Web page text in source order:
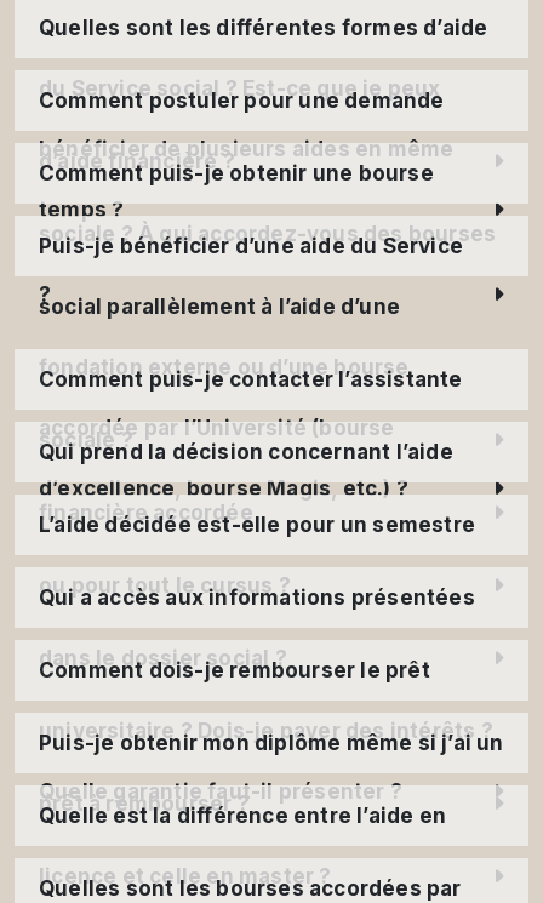
Quelles sont les différentes formes d’aide
du Service social ? Est-ce que je peux
bénéficier de plusieurs aides en même
temps ?
Comment postuler pour une demande
d’aide financière ?
Comment puis-je obtenir une bourse
sociale ? À qui accordez-vous des bourses
?
Puis-je bénéficier d’une aide du Service
social parallèlement à l’aide d’une
fondation externe ou d’une bourse
accordée par l’Université (bourse
d’excellence, bourse Magis, etc.) ?
Comment puis-je contacter l’assistante
sociale ?
Qui prend la décision concernant l’aide
financière accordée
L’aide décidée est-elle pour un semestre
ou pour tout le cursus ?
Qui a accès aux informations présentées
dans le dossier social ?
Comment dois-je rembourser le prêt
universitaire ? Dois-je payer des intérêts ?
Quelle garantie faut-il présenter ?
Puis-je obtenir mon diplôme même si j’ai un
prêt à rembourser ?
Quelle est la différence entre l’aide en
licence et celle en master ?
Quelles sont les bourses accordées par